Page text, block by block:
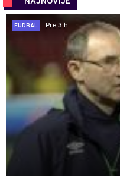
FUDBAL
Pre 3 h